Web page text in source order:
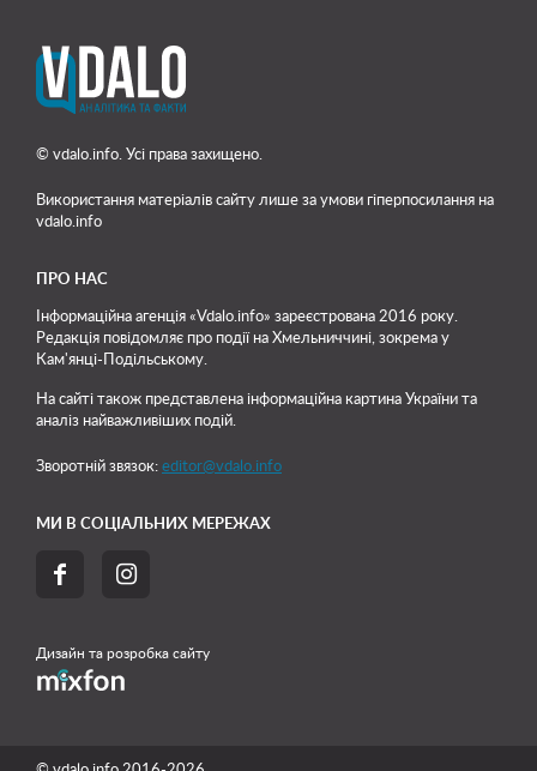
© vdalo.info. Усі права захищено.
Використання матеріалів сайту лише за умови гіперпосилання на
vdalo.info
ПРО НАС
Інформаційна агенція «Vdalo.info» зареєстрована 2016 року.
Редакція повідомляє про події на Хмельниччині, зокрема у
Кам'янці-Подільському.
На сайті також представлена інформаційна картина України та
аналіз найважливіших подій.
Зворотній звязок: editor@vdalo.info
МИ В СОЦІАЛЬНИХ МЕРЕЖАХ
 
Дизайн та розробка сайту